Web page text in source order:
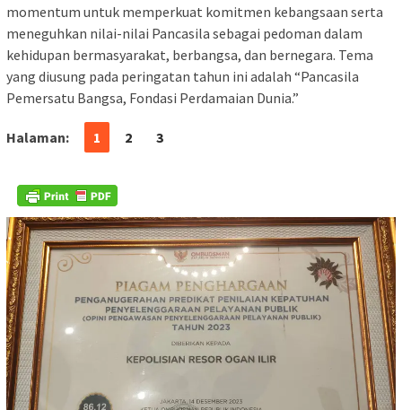
momentum untuk memperkuat komitmen kebangsaan serta
meneguhkan nilai-nilai Pancasila sebagai pedoman dalam
kehidupan bermasyarakat, berbangsa, dan bernegara. Tema
yang diusung pada peringatan tahun ini adalah “Pancasila
Pemersatu Bangsa, Fondasi Perdamaian Dunia.”
Halaman: 1 2 3